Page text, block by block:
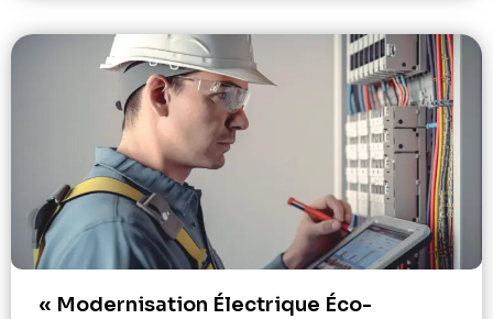
« Modernisation Électrique Éco-